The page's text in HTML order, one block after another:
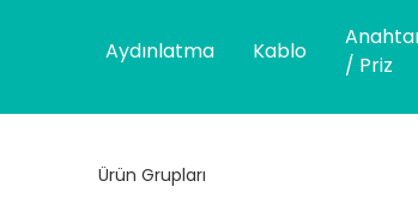
Aydınlatma Kablo
/ Priz
Ürün Grupları